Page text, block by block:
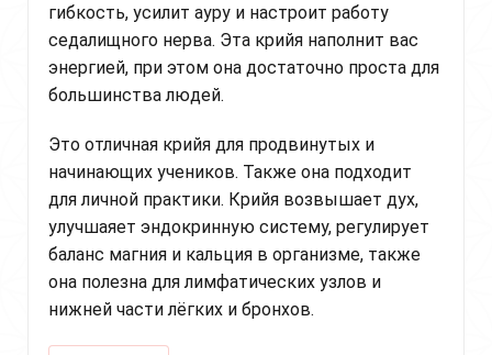
гибкость, усилит ауру и настроит работу
седалищного нерва. Эта крийя наполнит вас
энергией, при этом она достаточно проста для
большинства людей.
Это отличная крийя для продвинутых и
начинающих учеников. Также она подходит
для личной практики. Крийя возвышает дух,
улучшаяет эндокринную систему, регулирует
баланс магния и кальция в организме, также
она полезна для лимфатических узлов и
нижней части лёгких и бронхов.